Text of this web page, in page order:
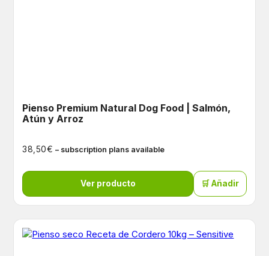
Pienso Premium Natural Dog Food | Salmón,
Atún y Arroz
38,50€ – subscription plans available
Ver producto 🛒 Añadir